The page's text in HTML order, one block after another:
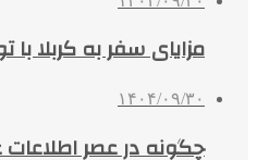
مزایای سفر به کربلا
۱۴۰۴/۰۹/۳۰
چگونه در عصر